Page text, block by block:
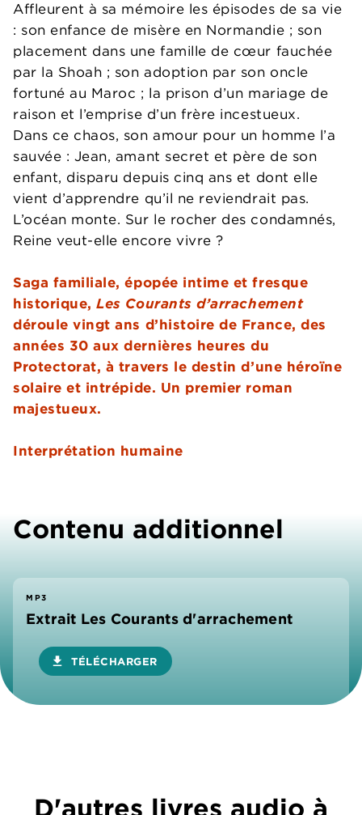
Affleurent à sa mémoire les épisodes de sa vie
: son enfance de misère en Normandie ; son
placement dans une famille de cœur fauchée
par la Shoah ; son adoption par son oncle
fortuné au Maroc ; la prison d’un mariage de
raison et l’emprise d’un frère incestueux.
Dans ce chaos, son amour pour un homme l’a
sauvée : Jean, amant secret et père de son
enfant, disparu depuis cinq ans et dont elle
vient d’apprendre qu’il ne reviendrait pas.
L’océan monte. Sur le rocher des condamnés,
Reine veut-elle encore vivre ?
Saga familiale, épopée intime et fresque
historique,Les Courants d’arrachement
déroule vingt ans d’histoire de France, des
années 30 aux dernières heures du
Protectorat, à travers le destin d’une héroïne
solaire et intrépide. Un premier roman
majestueux.
Interprétation humaine
Contenu additionnel
MP3
Extrait Les Courants d'arrachement
download TÉLÉCHARGER
D'autres livres audio à